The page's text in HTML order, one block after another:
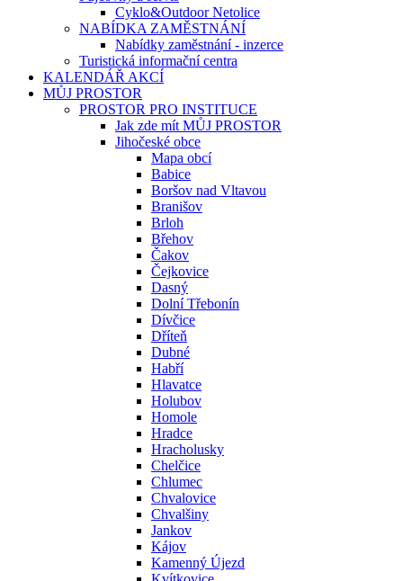
Cyklo&Outdoor Netolice
NABÍDKA ZAMĚSTNÁNÍ
Nabídky zaměstnání - inzerce
Turistická informační centra
KALENDÁŘ AKCÍ
MŮJ PROSTOR
PROSTOR PRO INSTITUCE
Jak zde mít MŮJ PROSTOR
Jihočeské obce
Mapa obcí
Babice
Boršov nad Vltavou
Branišov
Brloh
Břehov
Čakov
Čejkovice
Dasný
Dolní Třebonín
Dívčice
Dříteň
Dubné
Habří
Hlavatce
Holubov
Homole
Hradce
Hracholusky
Chelčice
Chlumec
Chvalovice
Chvalšiny
Jankov
Kájov
Kamenný Újezd